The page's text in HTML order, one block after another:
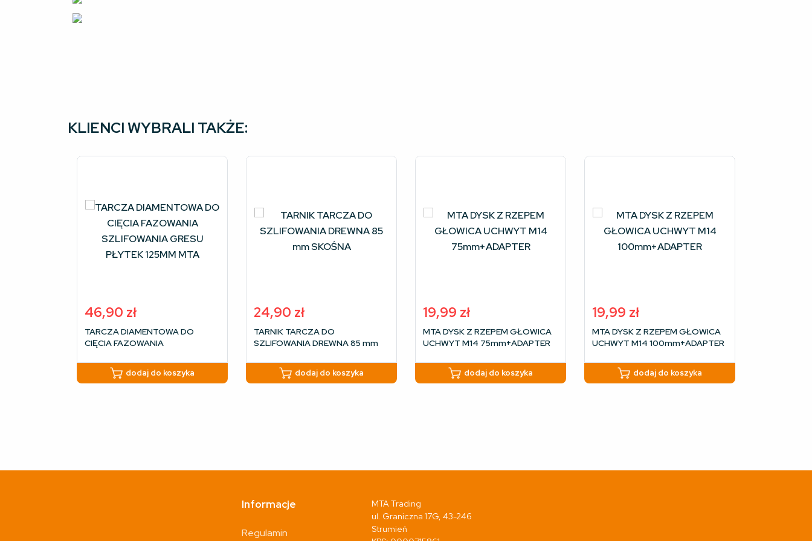
KLIENCI WYBRALI TAKŻE:
46,90 zł
TARCZA DIAMENTOWA DO
CIĘCIA FAZOWANIA
125MM MTA
dodaj do koszyka
24,90 zł
TARNIK TARCZA DO
SZLIFOWANIA DREWNA 85 mm
dodaj do koszyka
19,99 zł
MTA DYSK Z RZEPEM GŁOWICA
UCHWYT M14 75mm+ADAPTER
dodaj do koszyka
19,99 zł
MTA DYSK Z RZEPEM GŁOWICA
UCHWYT M14 100mm+ADAPTER
dodaj do koszyka
Informacje
Regulamin
MTA Trading
ul. Graniczna 17G, 43-246
Strumień